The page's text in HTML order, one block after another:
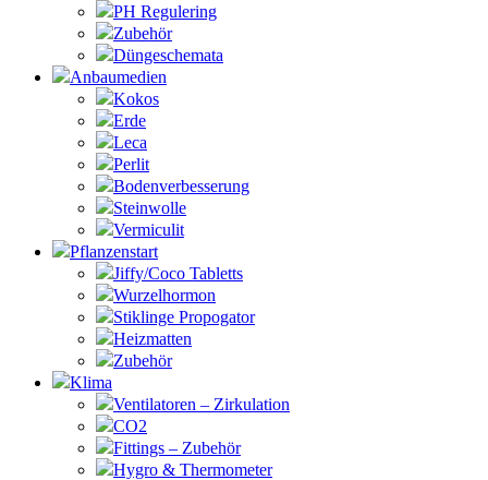
PH Regulering
Zubehör
Düngeschemata
Anbaumedien
Kokos
Erde
Leca
Perlit
Bodenverbesserung
Steinwolle
Vermiculit
Pflanzenstart
Jiffy/Coco Tabletts
Wurzelhormon
Stiklinge Propogator
Heizmatten
Zubehör
Klima
Ventilatoren – Zirkulation
CO2
Fittings – Zubehör
Hygro & Thermometer